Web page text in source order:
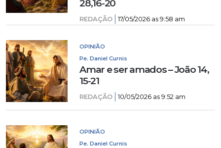
28,16-20
REDAÇÃO 17/05/2026 as 9:58 am
OPINIÃO
Pe. Daniel Curnis
Amar e ser amados – João 14,
15-21
REDAÇÃO 10/05/2026 as 9:52 am
OPINIÃO
Pe. Daniel Curnis